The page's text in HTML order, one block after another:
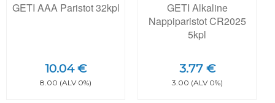
GETI AAA Paristot 32kpl
10.04 €
8.00 (ALV 0%)
GETI Alkaline
Nappiparistot CR2025
5kpl
3.77 €
3.00 (ALV 0%)